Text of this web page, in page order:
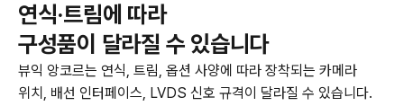
연식·트림에 따라
구성품이 달라질 수 있습니다
뷰익 앙코르는 연식, 트림, 옵션 사양에 따라 장착되는 카메라
위치, 배선 인터페이스, LVDS 신호 규격이 달라질 수 있습니다.